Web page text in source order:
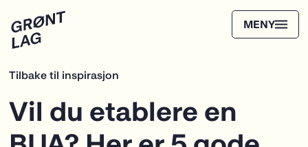
Tilbake til inspirasjon